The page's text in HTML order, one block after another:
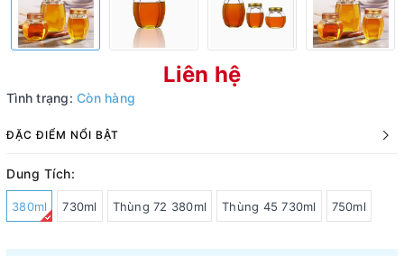
Liên hệ
Tình trạng: Còn hàng
ĐẶC ĐIỂM NỔI BẬT
Dung Tích:
380ml 730ml Thùng 72 380ml Thùng 45 730ml 750ml